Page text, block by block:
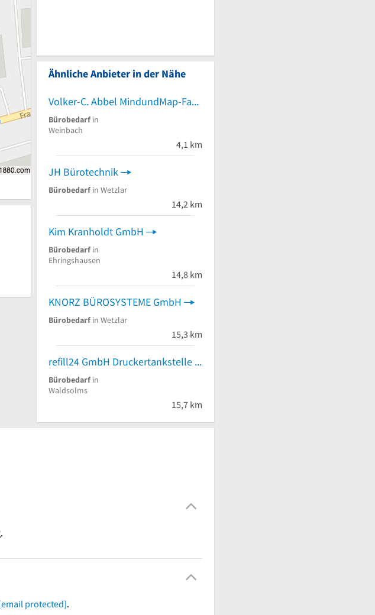
Ähnliche Anbieter in der Nähe
Volker-C. Abbel MindundMap-Fachhandel
Bürobedarf in
Weinbach
4,1 km
JH Bürotechnik
Bürobedarf in Wetzlar
14,2 km
Kim Kranholdt GmbH
Bürobedarf in
Ehringshausen
14,8 km
KNORZ BÜROSYSTEME GmbH
Bürobedarf in Wetzlar
15,3 km
refill24 GmbH Druckertankstelle Waldsolms Karl-Jürgen Werling
Bürobedarf in
Waldsolms
15,7 km
protected].